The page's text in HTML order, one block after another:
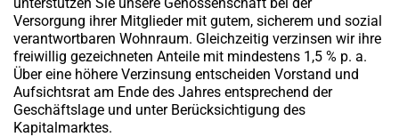
Versorgung ihrer Mitglieder mit gutem, sicherem und sozial
verantwortbaren Wohnraum. Gleichzeitig verzinsen wir ihre
freiwillig gezeichneten Anteile mit mindestens 1,5 % p. a.
Über eine höhere Verzinsung entscheiden Vorstand und
Aufsichtsrat am Ende des Jahres entsprechend der
Geschäftslage und unter Berücksichtigung des
Kapitalmarktes.